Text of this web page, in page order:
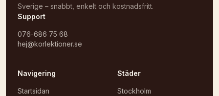
Sverige – snabbt, enkelt och kostnadsfritt.
Support
076-686 75 68
hej@korlektioner.se
Navigering
Startsidan
Städer
Stockholm